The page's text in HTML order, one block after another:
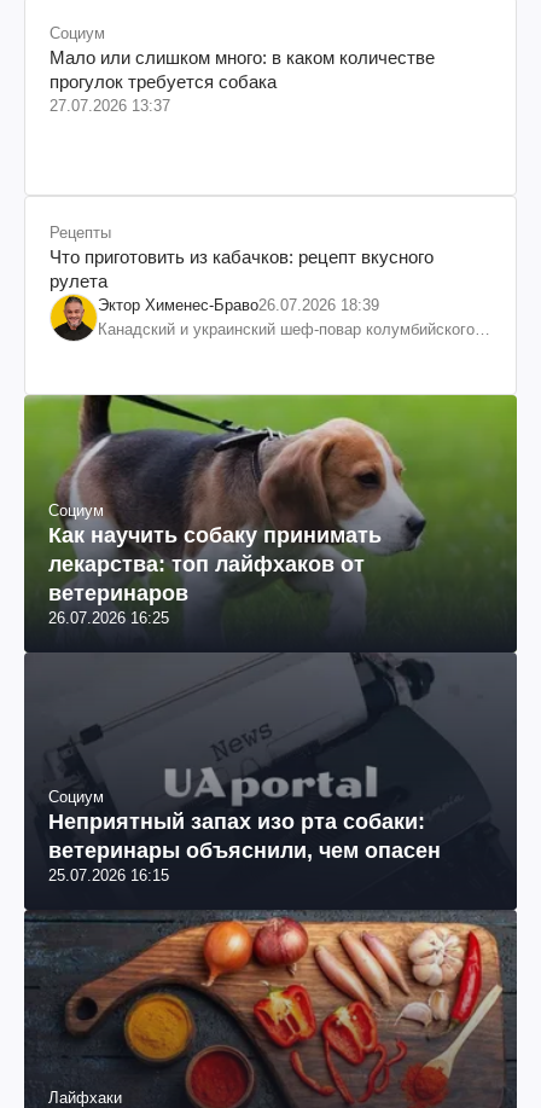
Социум
Мало или слишком много: в каком количестве
прогулок требуется собака
27.07.2026 13:37
Рецепты
Что приготовить из кабачков: рецепт вкусного
рулета
Эктор Хименес-Браво26.07.2026 18:39
Канадский и украинский шеф-повар колумбийского
Социум
Как научить собаку принимать
лекарства: топ лайфхаков от
ветеринаров
26.07.2026 16:25
Социум
Неприятный запах изо рта собаки:
ветеринары объяснили, чем опасен
25.07.2026 16:15
Лайфхаки